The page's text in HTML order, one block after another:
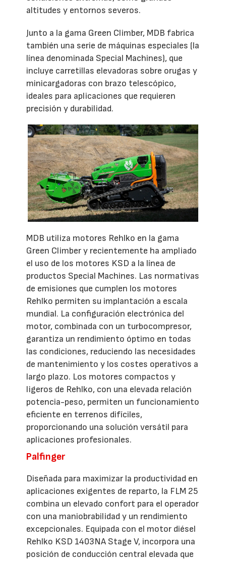
altitudes y entornos severos.
Junto a la gama Green Climber, MDB fabrica
también una serie de máquinas especiales (la
línea denominada Special Machines), que
incluye carretillas elevadoras sobre orugas y
minicargadoras con brazo telescópico,
ideales para aplicaciones que requieren
precisión y durabilidad.
MDB utiliza motores Rehlko en la gama
Green Climber y recientemente ha ampliado
el uso de los motores KSD a la línea de
productos Special Machines. Las normativas
de emisiones que cumplen los motores
Rehlko permiten su implantación a escala
mundial. La configuración electrónica del
motor, combinada con un turbocompresor,
garantiza un rendimiento óptimo en todas
las condiciones, reduciendo las necesidades
de mantenimiento y los costes operativos a
largo plazo. Los motores compactos y
ligeros de Rehlko, con una elevada relación
potencia-peso, permiten un funcionamiento
eficiente en terrenos difíciles,
proporcionando una solución versátil para
aplicaciones profesionales.
Palfinger
Diseñada para maximizar la productividad en
aplicaciones exigentes de reparto, la FLM 25
combina un elevado confort para el operador
con una maniobrabilidad y un rendimiento
excepcionales. Equipada con el motor diésel
Rehlko KSD 1403NA Stage V, incorpora una
posición de conducción central elevada que